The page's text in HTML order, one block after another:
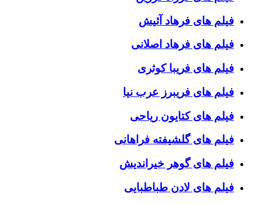
فیلم های فرهاد آئیش
فیلم های فرهاد اصلانی
فیلم های فریبا کوثری
فیلم های فریبرز عرب نیا
فیلم های کتایون ریاحی
فیلم های گلشیفته فراهانی
فیلم های گوهر خیراندیش
فیلم های لادن طباطبایی